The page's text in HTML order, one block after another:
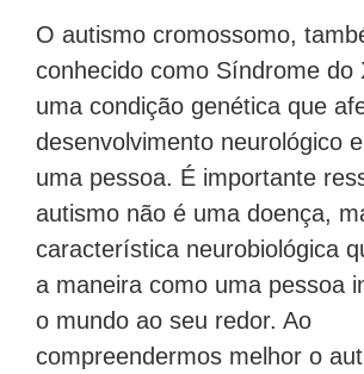
O autismo cromossomo,
conhecido como Síndrome do
uma condição genética que
desenvolvimento neurológico
uma pessoa. É importante
autismo não é uma doença,
característica neurobiológica
a maneira como uma pessoa
o mundo ao seu redor. Ao
compreendermos melhor o